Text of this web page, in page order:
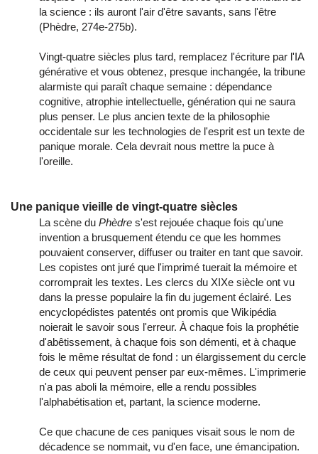
la science : ils auront l'air d'être savants, sans l'être
(Phèdre, 274e-275b).
Vingt-quatre siècles plus tard, remplacez l'écriture par l'IA
générative et vous obtenez, presque inchangée, la tribune
alarmiste qui paraît chaque semaine : dépendance
cognitive, atrophie intellectuelle, génération qui ne saura
plus penser. Le plus ancien texte de la philosophie
occidentale sur les technologies de l'esprit est un texte de
panique morale. Cela devrait nous mettre la puce à
l'oreille.
Une panique vieille de vingt-quatre siècles
La scène du Phèdre s'est rejouée chaque fois qu'une
invention a brusquement étendu ce que les hommes
pouvaient conserver, diffuser ou traiter en tant que savoir.
Les copistes ont juré que l'imprimé tuerait la mémoire et
corromprait les textes. Les clercs du XIXe siècle ont vu
dans la presse populaire la fin du jugement éclairé. Les
encyclopédistes patentés ont promis que Wikipédia
noierait le savoir sous l'erreur. À chaque fois la prophétie
d'abêtissement, à chaque fois son démenti, et à chaque
fois le même résultat de fond : un élargissement du cercle
de ceux qui peuvent penser par eux-mêmes. L'imprimerie
n'a pas aboli la mémoire, elle a rendu possibles
l'alphabétisation et, partant, la science moderne.
Ce que chacune de ces paniques visait sous le nom de
décadence se nommait, vu d'en face, une émancipation.